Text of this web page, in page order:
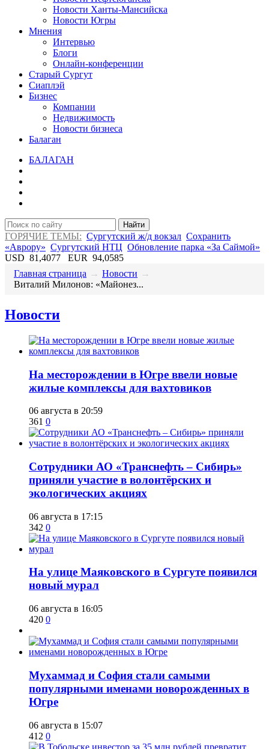
Новости Ханты-Мансийска
Новости Югры
Мнения
Интервью
Блоги
Онлайн-конференции
Старый Сургут
Сиаплэй
Бизнес
Компании
Недвижимость
Новости бизнеса
Балаган
БАЛАГАН
Найти
ГОРЯЧИЕ ТЕМЫ: Сургутский ж/д вокзал Сохранить
«Аврору» Сургутский НТЦ Обновление парка «За Саймой»
USD 81,4077 EUR 94,0585
Главная страница → Новости →
​Виталий Милонов: «Майонез...
Новости
​На месторождении в Югре ввели новые
жилые комплексы для вахтовиков
06 августа в 20:59
361 0
Сотрудники АО «Транснефть – Сибирь»
приняли участие в волонтёрских и
экологических акциях
06 августа в 17:15
342 0
​На улице Маяковского в Сургуте появился
новый мурал
06 августа в 16:05
420 0
​Мухаммад и София стали самыми
популярными именами новорожденных в
Югре
06 августа в 15:07
412 0